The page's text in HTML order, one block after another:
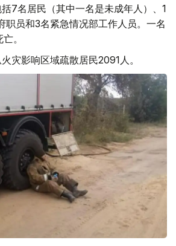
7名居民（其中一名是未成年人）、1
职员和3名紧急情况部工作人员。一名
。
灾影响区域疏散居民2091人。